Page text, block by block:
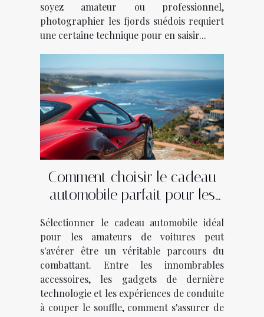
soyez amateur ou professionnel,
photographier les fjords suédois requiert
une certaine technique pour en saisir...
Comment choisir le cadeau
automobile parfait pour les
Sélectionner le cadeau automobile idéal
pour les amateurs de voitures peut
s'avérer être un véritable parcours du
combattant. Entre les innombrables
accessoires, les gadgets de dernière
technologie et les expériences de conduite
à couper le souffle, comment s'assurer de